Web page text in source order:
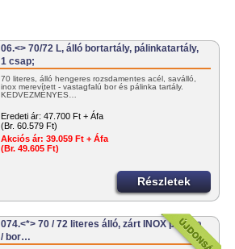
06.<> 70/72 L, álló bortartály, pálinkatartály,
1 csap;
70 literes, álló hengeres rozsdamentes acél, saválló,
inox merevített - vastagfalú bor és pálinka tartály.
KEDVEZMÉNYES…
Eredeti ár: 47.700 Ft + Áfa
(Br. 60.579 Ft)
Akciós ár: 39.059 Ft + Áfa
(Br. 49.605 Ft)
Részletek
074.<*> 70 / 72 literes álló, zárt INOX pálinka
/ bor…